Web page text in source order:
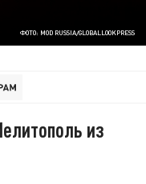
ФОТО: MOD RUSSIA/GLOBALLOOKPRESS
из